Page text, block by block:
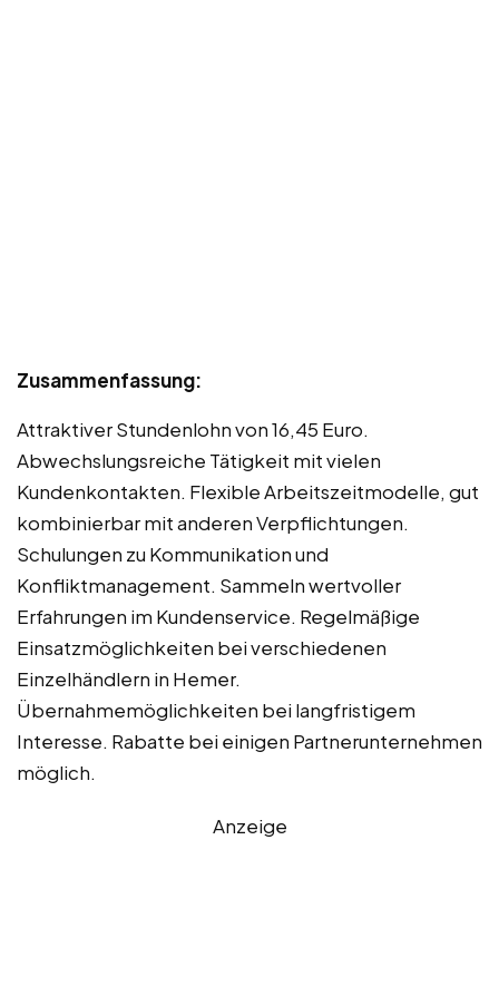
Zusammenfassung:
Attraktiver Stundenlohn von 16,45 Euro.
Abwechslungsreiche Tätigkeit mit vielen
Kundenkontakten. Flexible Arbeitszeitmodelle, gut
kombinierbar mit anderen Verpflichtungen.
Schulungen zu Kommunikation und
Konfliktmanagement. Sammeln wertvoller
Erfahrungen im Kundenservice. Regelmäßige
Einsatzmöglichkeiten bei verschiedenen
Einzelhändlern in Hemer.
Übernahmemöglichkeiten bei langfristigem
Interesse. Rabatte bei einigen Partnerunternehmen
möglich.
Anzeige